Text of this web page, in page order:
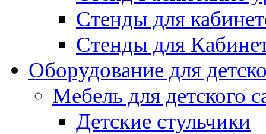
Стенды для
Стенды для
Оборудование для
Мебель для детского
Детские стульчики